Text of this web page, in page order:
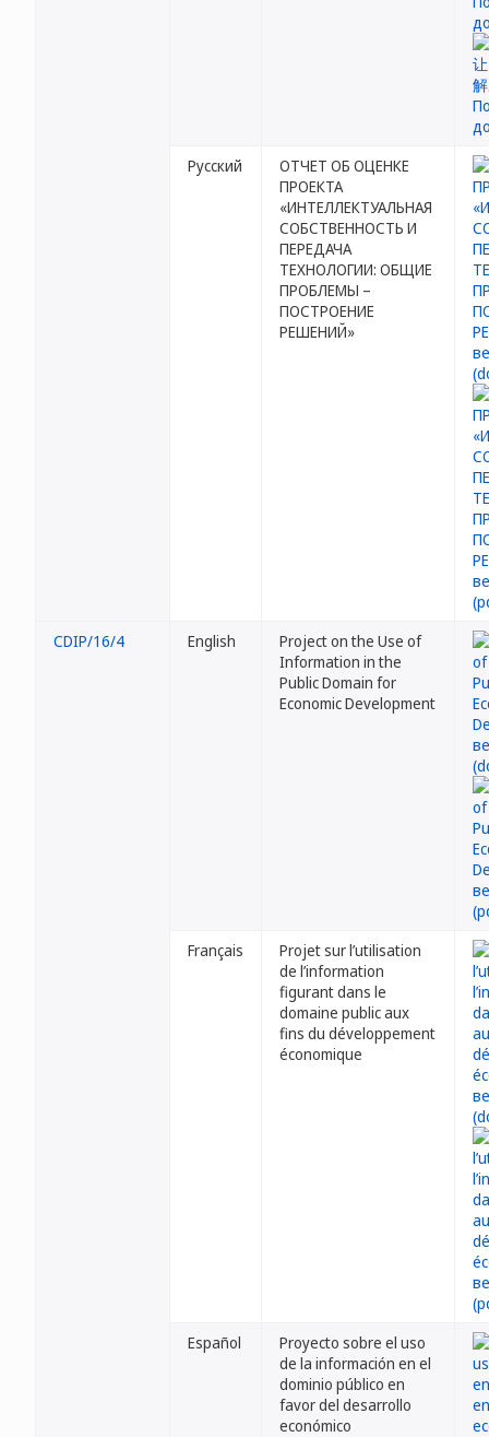
Русский
ОТЧЕТ ОБ ОЦЕНКЕ
ПРОЕКТА
«ИНТЕЛЛЕКТУАЛЬНАЯ
СОБСТВЕННОСТЬ И
ПЕРЕДАЧА
ТЕХНОЛОГИИ: ОБЩИЕ
ПРОБЛЕМЫ –
ПОСТРОЕНИЕ
РЕШЕНИЙ»
CDIP/16/4 English
Project on the Use of
Information in the
Public Domain for
Economic Development
Français
Projet sur l’utilisation
de l’information
figurant dans le
domaine public aux
fins du développement
économique
Español
Proyecto sobre el uso
de la información en el
dominio público en
favor del desarrollo
económico